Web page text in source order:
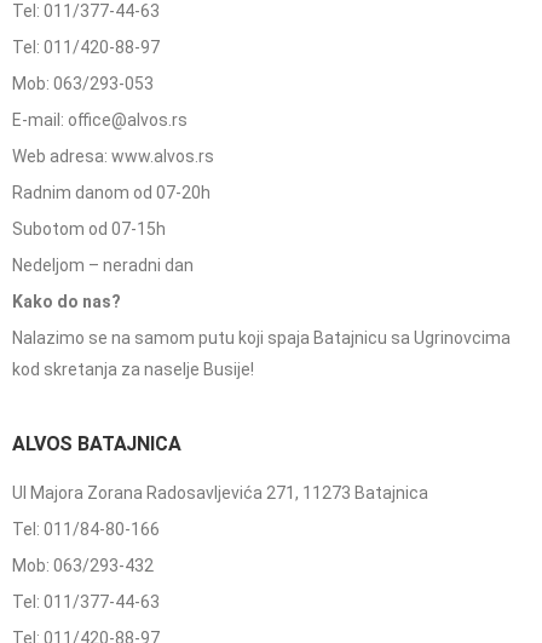
Tel: 011/377-44-63
Tel: 011/420-88-97
Mob: 063/293-053
E-mail: office@alvos.rs
Web adresa: www.alvos.rs
Radnim danom od 07-20h
Subotom od 07-15h
Nedeljom – neradni dan
Kako do nas?
Nalazimo se na samom putu koji spaja Batajnicu sa Ugrinovcima
kod skretanja za naselje Busije!
ALVOS BATAJNICA
Ul Majora Zorana Radosavljevića 271, 11273 Batajnica
Tel: 011/84-80-166
Mob: 063/293-432
Tel: 011/377-44-63
Tel: 011/420-88-97